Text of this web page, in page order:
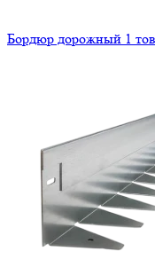
Бордюр дорожный 1